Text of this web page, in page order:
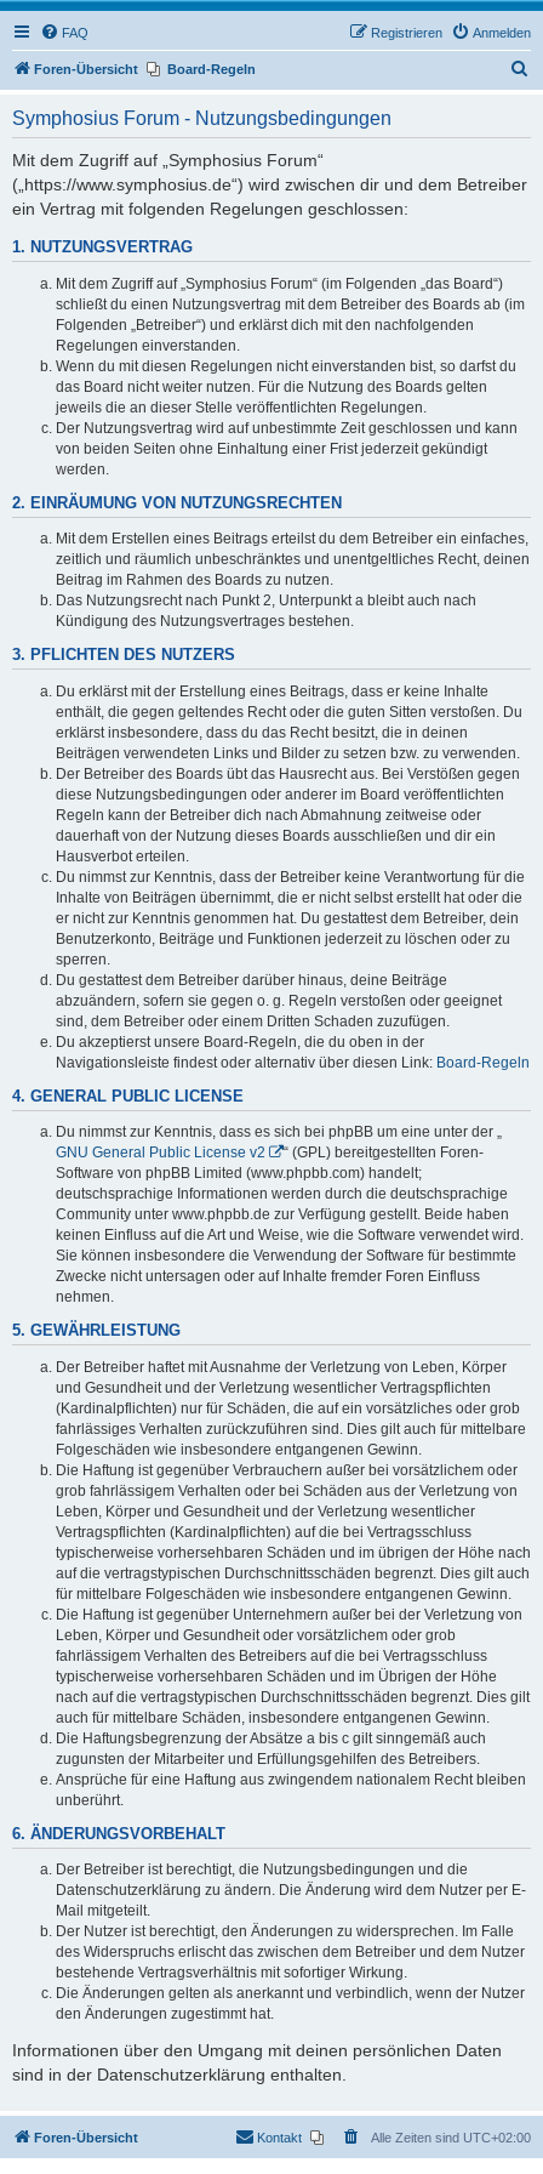
FAQ Anmelden
Registrieren
Foren-Übersicht Board-Regeln
Symphosius Forum - Nutzungsbedingungen
Mit dem Zugriff auf „Symphosius Forum“
(„https://www.symphosius.de“) wird zwischen dir und dem Betreiber
ein Vertrag mit folgenden Regelungen geschlossen:
1. NUTZUNGSVERTRAG
Mit dem Zugriff auf „Symphosius Forum“ (im Folgenden „das Board“)
schließt du einen Nutzungsvertrag mit dem Betreiber des Boards ab (im
Folgenden „Betreiber“) und erklärst dich mit den nachfolgenden
Regelungen einverstanden.
Wenn du mit diesen Regelungen nicht einverstanden bist, so darfst du
das Board nicht weiter nutzen. Für die Nutzung des Boards gelten
jeweils die an dieser Stelle veröffentlichten Regelungen.
Der Nutzungsvertrag wird auf unbestimmte Zeit geschlossen und kann
von beiden Seiten ohne Einhaltung einer Frist jederzeit gekündigt
werden.
2. EINRÄUMUNG VON NUTZUNGSRECHTEN
Mit dem Erstellen eines Beitrags erteilst du dem Betreiber ein einfaches,
zeitlich und räumlich unbeschränktes und unentgeltliches Recht, deinen
Beitrag im Rahmen des Boards zu nutzen.
Das Nutzungsrecht nach Punkt 2, Unterpunkt a bleibt auch nach
Kündigung des Nutzungsvertrages bestehen.
3. PFLICHTEN DES NUTZERS
Du erklärst mit der Erstellung eines Beitrags, dass er keine Inhalte
enthält, die gegen geltendes Recht oder die guten Sitten verstoßen. Du
erklärst insbesondere, dass du das Recht besitzt, die in deinen
Beiträgen verwendeten Links und Bilder zu setzen bzw. zu verwenden.
Der Betreiber des Boards übt das Hausrecht aus. Bei Verstößen gegen
diese Nutzungsbedingungen oder anderer im Board veröffentlichten
Regeln kann der Betreiber dich nach Abmahnung zeitweise oder
dauerhaft von der Nutzung dieses Boards ausschließen und dir ein
Hausverbot erteilen.
Du nimmst zur Kenntnis, dass der Betreiber keine Verantwortung für die
Inhalte von Beiträgen übernimmt, die er nicht selbst erstellt hat oder die
er nicht zur Kenntnis genommen hat. Du gestattest dem Betreiber, dein
Benutzerkonto, Beiträge und Funktionen jederzeit zu löschen oder zu
sperren.
Du gestattest dem Betreiber darüber hinaus, deine Beiträge
abzuändern, sofern sie gegen o. g. Regeln verstoßen oder geeignet
sind, dem Betreiber oder einem Dritten Schaden zuzufügen.
Du akzeptierst unsere Board-Regeln, die du oben in der
Navigationsleiste findest oder alternativ über diesen Link: Board-Regeln
4. GENERAL PUBLIC LICENSE
Du nimmst zur Kenntnis, dass es sich bei phpBB um eine unter der „
GNU General Public License v2
“ (GPL) bereitgestellten Foren-
Software von phpBB Limited (www.phpbb.com) handelt;
deutschsprachige Informationen werden durch die deutschsprachige
Community unter www.phpbb.de zur Verfügung gestellt. Beide haben
keinen Einfluss auf die Art und Weise, wie die Software verwendet wird.
Sie können insbesondere die Verwendung der Software für bestimmte
Zwecke nicht untersagen oder auf Inhalte fremder Foren Einfluss
nehmen.
5. GEWÄHRLEISTUNG
Der Betreiber haftet mit Ausnahme der Verletzung von Leben, Körper
und Gesundheit und der Verletzung wesentlicher Vertragspflichten
(Kardinalpflichten) nur für Schäden, die auf ein vorsätzliches oder grob
fahrlässiges Verhalten zurückzuführen sind. Dies gilt auch für mittelbare
Folgeschäden wie insbesondere entgangenen Gewinn.
Die Haftung ist gegenüber Verbrauchern außer bei vorsätzlichem oder
grob fahrlässigem Verhalten oder bei Schäden aus der Verletzung von
Leben, Körper und Gesundheit und der Verletzung wesentlicher
Vertragspflichten (Kardinalpflichten) auf die bei Vertragsschluss
typischerweise vorhersehbaren Schäden und im übrigen der Höhe nach
auf die vertragstypischen Durchschnittsschäden begrenzt. Dies gilt auch
für mittelbare Folgeschäden wie insbesondere entgangenen Gewinn.
Die Haftung ist gegenüber Unternehmern außer bei der Verletzung von
Leben, Körper und Gesundheit oder vorsätzlichem oder grob
fahrlässigem Verhalten des Betreibers auf die bei Vertragsschluss
typischerweise vorhersehbaren Schäden und im Übrigen der Höhe
nach auf die vertragstypischen Durchschnittsschäden begrenzt. Dies gilt
auch für mittelbare Schäden, insbesondere entgangenen Gewinn.
Die Haftungsbegrenzung der Absätze a bis c gilt sinngemäß auch
zugunsten der Mitarbeiter und Erfüllungsgehilfen des Betreibers.
Ansprüche für eine Haftung aus zwingendem nationalem Recht bleiben
unberührt.
6. ÄNDERUNGSVORBEHALT
Der Betreiber ist berechtigt, die Nutzungsbedingungen und die
Datenschutzerklärung zu ändern. Die Änderung wird dem Nutzer per E-
Mail mitgeteilt.
Der Nutzer ist berechtigt, den Änderungen zu widersprechen. Im Falle
des Widerspruchs erlischt das zwischen dem Betreiber und dem Nutzer
bestehende Vertragsverhältnis mit sofortiger Wirkung.
Die Änderungen gelten als anerkannt und verbindlich, wenn der Nutzer
den Änderungen zugestimmt hat.
Informationen über den Umgang mit deinen persönlichen Daten
sind in der Datenschutzerklärung enthalten.
Foren-Übersicht Alle Zeiten sind UTC+02:00
Kontakt